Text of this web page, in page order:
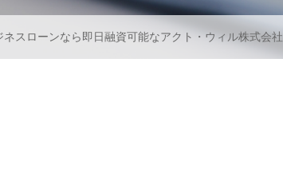
スローンなら即日融資可能なアクト・ウィル株式会社